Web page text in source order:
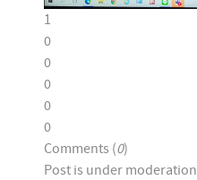
1
0
0
0
0
0
Comments (0)
Post is under moderation